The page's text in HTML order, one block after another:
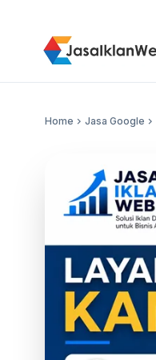
Home chevron_right Jasa Google chevron_right